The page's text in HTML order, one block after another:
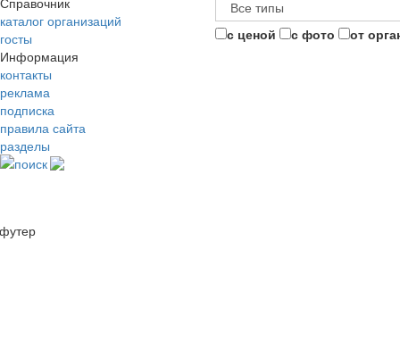
каталог организаций
госты
Информация
контакты
реклама
подписка
правила сайта
разделы
поиск
с ценой с фото от
футер